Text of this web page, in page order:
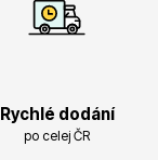
Rychlé dodání
po celej ČR